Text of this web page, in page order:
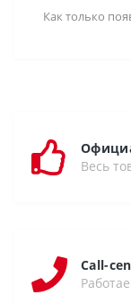
Как только
Весь
Call-